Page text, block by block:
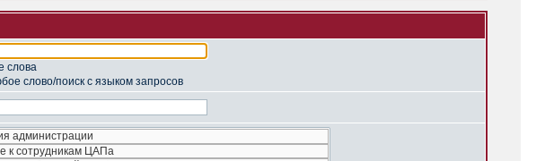
слова
слово/поиск с языком запросов